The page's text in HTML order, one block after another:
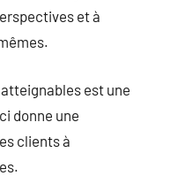
et à
est une
donne une
clients à